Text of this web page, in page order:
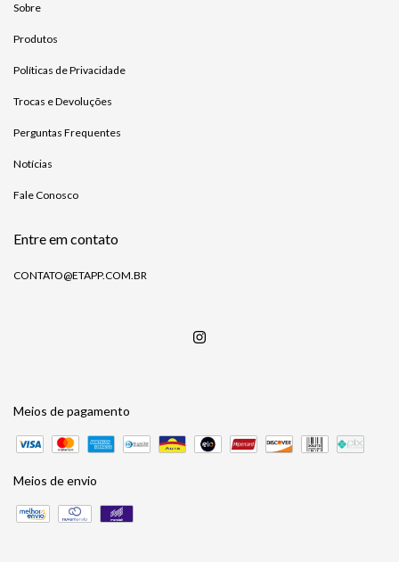
Sobre
Produtos
Políticas de Privacidade
Trocas e Devoluções
Perguntas Frequentes
Notícias
Fale Conosco
Entre em contato
CONTATO@ETAPP.COM.BR
Meios de pagamento
Meios de envio